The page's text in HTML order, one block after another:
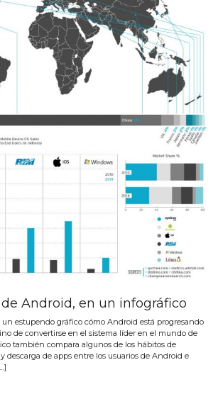
Android, en un infográfico
estupendo gráfico cómo Android está progresando
de convertirse en el sistema líder en el mundo de
también compara algunos de los hábitos de
descarga de apps entre los usuarios de Android e